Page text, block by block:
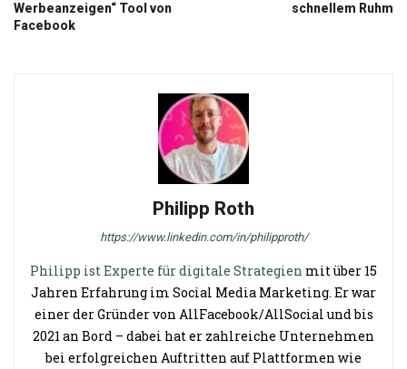
Werbeanzeigen“ Tool von
Facebook
schnellem Ruhm
Philipp Roth
https://www.linkedin.com/in/philipproth/
Philipp ist Experte für digitale Strategien mit über 15
Jahren Erfahrung im Social Media Marketing. Er war
einer der Gründer von AllFacebook/AllSocial und bis
2021 an Bord – dabei hat er zahlreiche Unternehmen
bei erfolgreichen Auftritten auf Plattformen wie